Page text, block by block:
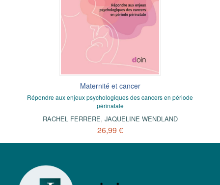
Maternité et cancer
Répondre aux enjeux psychologiques des cancers en période
périnatale
RACHEL FERRERE, JAQUELINE WENDLAND
26,99 €